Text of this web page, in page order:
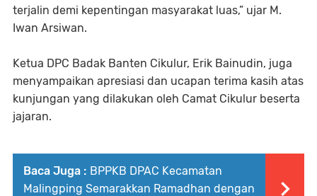
terjalin demi kepentingan masyarakat luas,” ujar M.
Iwan Arsiwan.
Ketua DPC Badak Banten Cikulur, Erik Bainudin, juga
menyampaikan apresiasi dan ucapan terima kasih atas
kunjungan yang dilakukan oleh Camat Cikulur beserta
jajaran.
Baca Juga : BPPKB DPAC Kecamatan
Malingping Semarakkan Ramadhan dengan